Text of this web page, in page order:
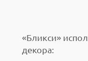
«Бликси»
декора: